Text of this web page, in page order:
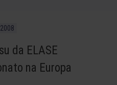
da ELASE
na Europa